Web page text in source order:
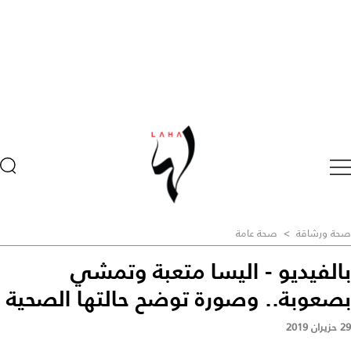
صحة ورشاقة > صحة عامة
بالفيديو - اليسا متعبة وتمشي
بصعوبة.. وصورة توضح حالتها الصحية
29 حزيران 2019